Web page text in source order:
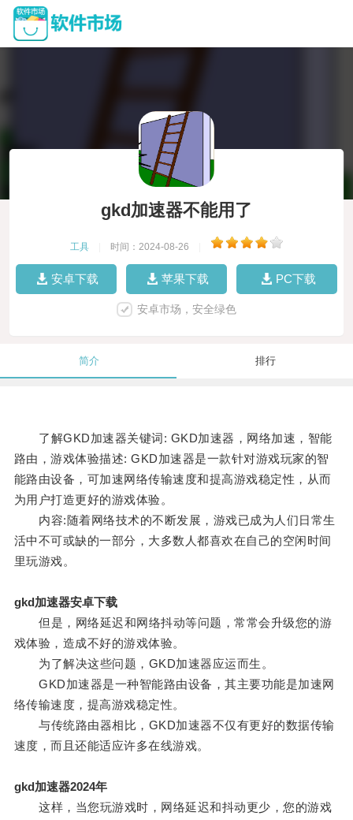
gkd加速器不能用了
工具 时间：2024-08-26
安卓下载 苹果下载 PC下载
安卓市场，安全绿色
简介 排行
了解GKD加速器关键词: GKD加速器，网络加速，智能
路由，游戏体验描述: GKD加速器是一款针对游戏玩家的智
能路由设备，可加速网络传输速度和提高游戏稳定性，从而
为用户打造更好的游戏体验。
内容:随着网络技术的不断发展，游戏已成为人们日常生
活中不可或缺的一部分，大多数人都喜欢在自己的空闲时间
里玩游戏。
gkd加速器安卓下载
但是，网络延迟和网络抖动等问题，常常会升级您的游
戏体验，造成不好的游戏体验。
为了解决这些问题，GKD加速器应运而生。
GKD加速器是一种智能路由设备，其主要功能是加速网
络传输速度，提高游戏稳定性。
与传统路由器相比，GKD加速器不仅有更好的数据传输
速度，而且还能适应许多在线游戏。
gkd加速器2024年
这样，当您玩游戏时，网络延迟和抖动更少，您的游戏